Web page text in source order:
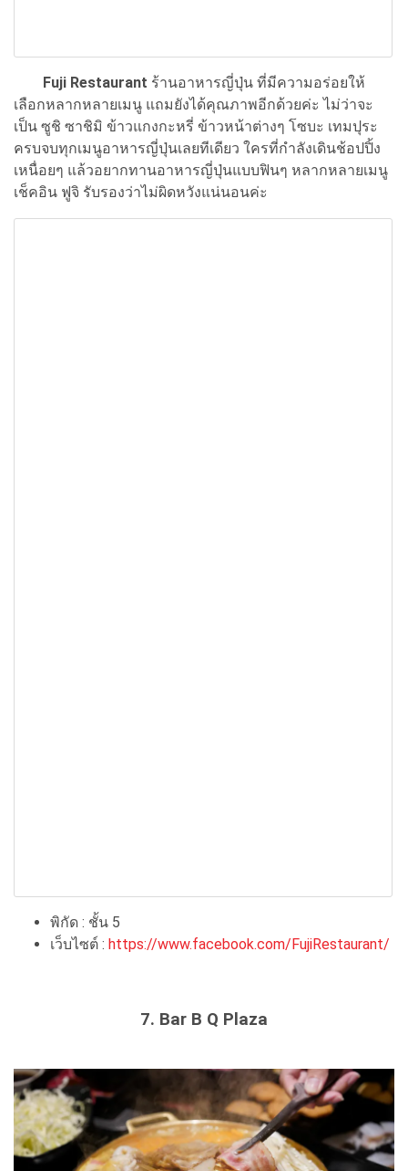
Fuji Restaurant ร้านอาหารญี่ปุ่น ที่มีความอร่อยให้
เลือกหลากหลายเมนู แถมยังได้คุณภาพอีกด้วยค่ะ ไม่ว่าจะ
เป็น ซูชิ ซาชิมิ ข้าวแกงกะหรี่ ข้าวหน้าต่างๆ โซบะ เทมปุระ
ครบจบทุกเมนูอาหารญี่ปุ่นเลยทีเดียว ใครที่กำลังเดินช้อปปิ้ง
เหนื่อยๆ แล้วอยากทานอาหารญี่ปุ่นแบบฟินๆ หลากหลายเมนู
เช็คอิน ฟูจิ รับรองว่าไม่ผิดหวังแน่นอนค่ะ
พิกัด : ชั้น 5
เว็บไซต์ : https://www.facebook.com/FujiRestaurant/
7. Bar B Q Plaza